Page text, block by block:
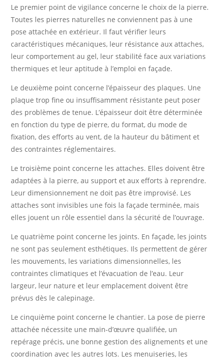
Le premier point de vigilance concerne le choix de la pierre.
Toutes les pierres naturelles ne conviennent pas à une
pose attachée en extérieur. Il faut vérifier leurs
caractéristiques mécaniques, leur résistance aux attaches,
leur comportement au gel, leur stabilité face aux variations
thermiques et leur aptitude à l’emploi en façade.
Le deuxième point concerne l’épaisseur des plaques. Une
plaque trop fine ou insuffisamment résistante peut poser
des problèmes de tenue. L’épaisseur doit être déterminée
en fonction du type de pierre, du format, du mode de
fixation, des efforts au vent, de la hauteur du bâtiment et
des contraintes réglementaires.
Le troisième point concerne les attaches. Elles doivent être
adaptées à la pierre, au support et aux efforts à reprendre.
Leur dimensionnement ne doit pas être improvisé. Les
attaches sont invisibles une fois la façade terminée, mais
elles jouent un rôle essentiel dans la sécurité de l’ouvrage.
Le quatrième point concerne les joints. En façade, les joints
ne sont pas seulement esthétiques. Ils permettent de gérer
les mouvements, les variations dimensionnelles, les
contraintes climatiques et l’évacuation de l’eau. Leur
largeur, leur nature et leur emplacement doivent être
prévus dès le calepinage.
Le cinquième point concerne le chantier. La pose de pierre
attachée nécessite une main-d’œuvre qualifiée, un
repérage précis, une bonne gestion des alignements et une
coordination avec les autres lots. Les menuiseries, les